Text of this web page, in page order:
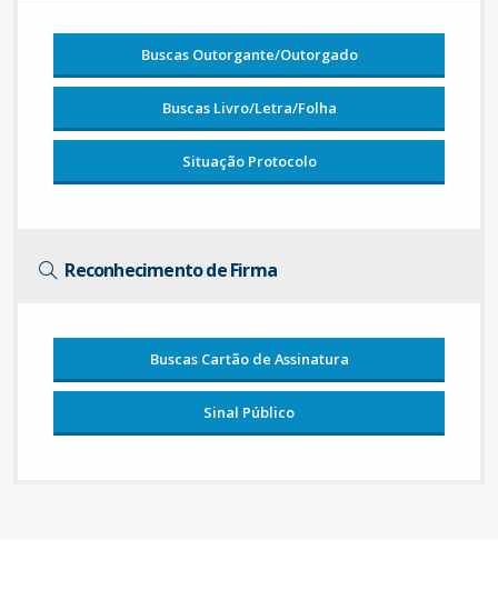
Buscas Outorgante/Outorgado
Buscas Livro/Letra/Folha
Situação Protocolo
Reconhecimento de Firma
Buscas Cartão de Assinatura
Sinal Público